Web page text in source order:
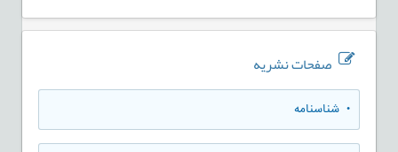
صفحات نشریه
• شناسنامه